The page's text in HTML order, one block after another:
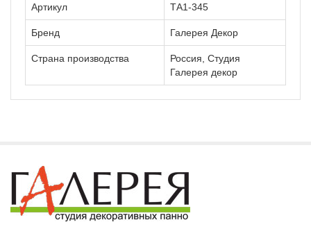
Артикул ТА1-345
Бренд Галерея Декор
Страна производства
Россия, Студия
Галерея декор